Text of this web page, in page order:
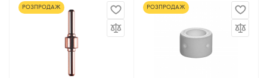
РОЗПРОДАЖ РОЗПРОДАЖ